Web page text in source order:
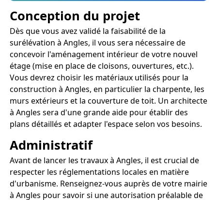
Conception du projet
Dès que vous avez validé la faisabilité de la
surélévation à Angles, il vous sera nécessaire de
concevoir l'aménagement intérieur de votre nouvel
étage (mise en place de cloisons, ouvertures, etc.).
Vous devrez choisir les matériaux utilisés pour la
construction à Angles, en particulier la charpente, les
murs extérieurs et la couverture de toit. Un architecte
à Angles sera d'une grande aide pour établir des
plans détaillés et adapter l'espace selon vos besoins.
Administratif
Avant de lancer les travaux à Angles, il est crucial de
respecter les réglementations locales en matière
d'urbanisme. Renseignez-vous auprès de votre mairie
à Angles pour savoir si une autorisation préalable de